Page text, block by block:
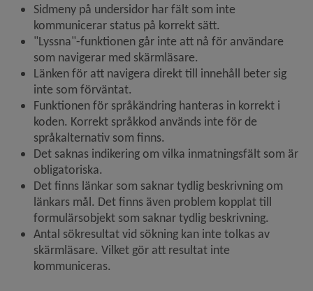
Sidmeny på undersidor har fält som inte
kommunicerar status på korrekt sätt.
"Lyssna"-funktionen går inte att nå för användare
som navigerar med skärmläsare.
Länken för att navigera direkt till innehåll beter sig
inte som förväntat.
Funktionen för språkändring hanteras in korrekt i
koden. Korrekt språkkod används inte för de
språkalternativ som finns.
Det saknas indikering om vilka inmatningsfält som är
obligatoriska.
Det finns länkar som saknar tydlig beskrivning om
länkars mål. Det finns även problem kopplat till
formulärsobjekt som saknar tydlig beskrivning.
Antal sökresultat vid sökning kan inte tolkas av
skärmläsare. Vilket gör att resultat inte
kommuniceras.